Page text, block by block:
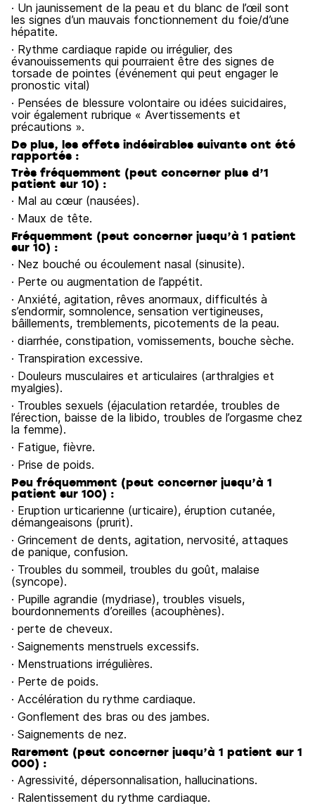
· Un jaunissement de la peau et du blanc de l’œil sont
les signes d’un mauvais fonctionnement du foie/d’une
hépatite.
· Rythme cardiaque rapide ou irrégulier, des
évanouissements qui pourraient être des signes de
torsade de pointes (événement qui peut engager le
pronostic vital)
· Pensées de blessure volontaire ou idées suicidaires,
voir également rubrique « Avertissements et
précautions ».
De plus, les effets indésirables suivants ont été
rapportés :
Très fréquemment (peut concerner plus d’1
patient sur 10) :
· Mal au cœur (nausées).
· Maux de tête.
Fréquemment (peut concerner jusqu’à 1 patient
sur 10) :
· Nez bouché ou écoulement nasal (sinusite).
· Perte ou augmentation de l’appétit.
· Anxiété, agitation, rêves anormaux, difficultés à
s’endormir, somnolence, sensation vertigineuses,
bâillements, tremblements, picotements de la peau.
· diarrhée, constipation, vomissements, bouche sèche.
· Transpiration excessive.
· Douleurs musculaires et articulaires (arthralgies et
myalgies).
· Troubles sexuels (éjaculation retardée, troubles de
l’érection, baisse de la libido, troubles de l’orgasme chez
la femme).
· Fatigue, fièvre.
· Prise de poids.
Peu fréquemment (peut concerner jusqu’à 1
patient sur 100) :
· Eruption urticarienne (urticaire), éruption cutanée,
démangeaisons (prurit).
· Grincement de dents, agitation, nervosité, attaques
de panique, confusion.
· Troubles du sommeil, troubles du goût, malaise
(syncope).
· Pupille agrandie (mydriase), troubles visuels,
bourdonnements d’oreilles (acouphènes).
· perte de cheveux.
· Saignements menstruels excessifs.
· Menstruations irrégulières.
· Perte de poids.
· Accélération du rythme cardiaque.
· Gonflement des bras ou des jambes.
· Saignements de nez.
Rarement (peut concerner jusqu’à 1 patient sur 1
000) :
· Agressivité, dépersonnalisation, hallucinations.
· Ralentissement du rythme cardiaque.